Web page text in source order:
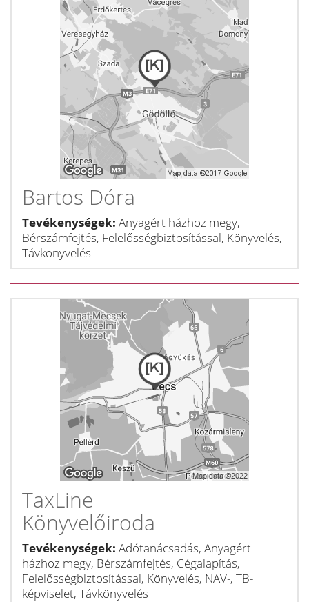
Bartos Dóra
Tevékenységek: Anyagért házhoz megy,
Bérszámfejtés, Felelősségbiztosítással, Könyvelés,
Távkönyvelés
TaxLine
Könyvelőiroda
Tevékenységek: Adótanácsadás, Anyagért
házhoz megy, Bérszámfejtés, Cégalapítás,
Felelősségbiztosítással, Könyvelés, NAV-, TB-
képviselet, Távkönyvelés